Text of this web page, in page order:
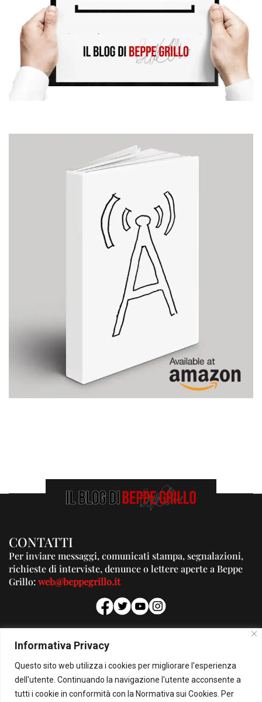
Informativa Privacy
Questo sito web utilizza i cookies per migliorare l'esperienza
dell'utente. Continuando la navigazione l'utente acconsente a
tutti i cookie in conformità con la Normativa sui Cookies. Per
CONTATTI
Per inviare messaggi, comunicati stampa, segnalazioni,
richieste di interviste, denunce o lettere aperte a Beppe
Grillo:web@beppegrillo.it
PUBBLICITA'
Per la tua pubblicità su questo Blog:
pubblicita@beppegrillo.it